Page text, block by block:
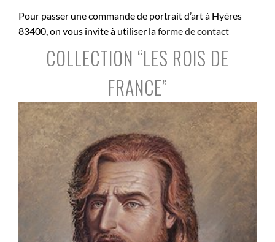
Pour passer une commande de portrait d’art à Hyères
83400, on vous invite à utiliser laforme de contact
COLLECTION “LES ROIS DE
FRANCE”